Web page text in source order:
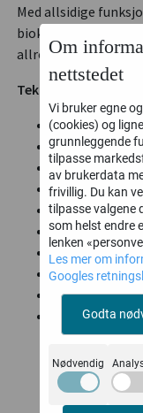
Med allsidige
bioklipp og
allrounder i kjent
Tekniske Data:
Motor: 1-syl 4-
Klippebredde:
Oppsamler:
Startmetode:
Girkasse:
Logistiske
Bruttovekt /
Om
nettstedet
Vi bruker egne
(cookies) og
grunnleggende
tilpasse
av brukerdata
frivillig. Du kan
tilpasse valgene
som helst endre
lenken
Les mer om
Googles
Godta
Nødvendig